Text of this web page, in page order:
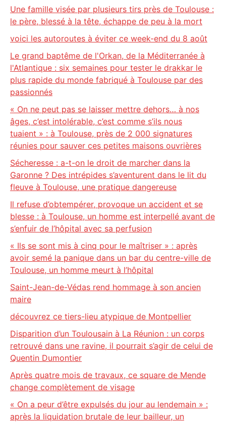
Une famille visée par plusieurs tirs près de Toulouse :
le père, blessé à la tête, échappe de peu à la mort
voici les autoroutes à éviter ce week-end du 8 août
Le grand baptême de l'Orkan, de la Méditerranée à
l'Atlantique : six semaines pour tester le drakkar le
plus rapide du monde fabriqué à Toulouse par des
passionnés
« On ne peut pas se laisser mettre dehors… à nos
âges, c’est intolérable, c’est comme s’ils nous
tuaient » : à Toulouse, près de 2 000 signatures
réunies pour sauver ces petites maisons ouvrières
Sécheresse : a-t-on le droit de marcher dans la
Garonne ? Des intrépides s’aventurent dans le lit du
fleuve à Toulouse, une pratique dangereuse
Il refuse d’obtempérer, provoque un accident et se
blesse : à Toulouse, un homme est interpellé avant de
s’enfuir de l’hôpital avec sa perfusion
« Ils se sont mis à cinq pour le maîtriser » : après
avoir semé la panique dans un bar du centre-ville de
Toulouse, un homme meurt à l’hôpital
Saint-Jean-de-Védas rend hommage à son ancien
maire
découvrez ce tiers-lieu atypique de Montpellier
Disparition d’un Toulousain à La Réunion : un corps
retrouvé dans une ravine, il pourrait s’agir de celui de
Quentin Dumontier
Après quatre mois de travaux, ce square de Mende
change complètement de visage
« On a peur d’être expulsés du jour au lendemain » :
après la liquidation brutale de leur bailleur, un